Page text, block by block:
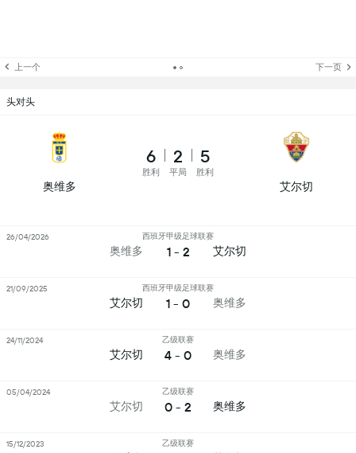
上一个 下一页
头对头
奥维多
6
胜利
2
平局
5
胜利
艾尔切
奥维多
西班牙甲级足球联赛
1 - 2 艾尔切
26/04/2026
艾尔切
西班牙甲级足球联赛
1 - 0 奥维多
21/09/2025
艾尔切
乙级联赛
4 - 0 奥维多
24/11/2024
艾尔切
乙级联赛
0 - 2 奥维多
05/04/2024
乙级联赛
15/12/2023